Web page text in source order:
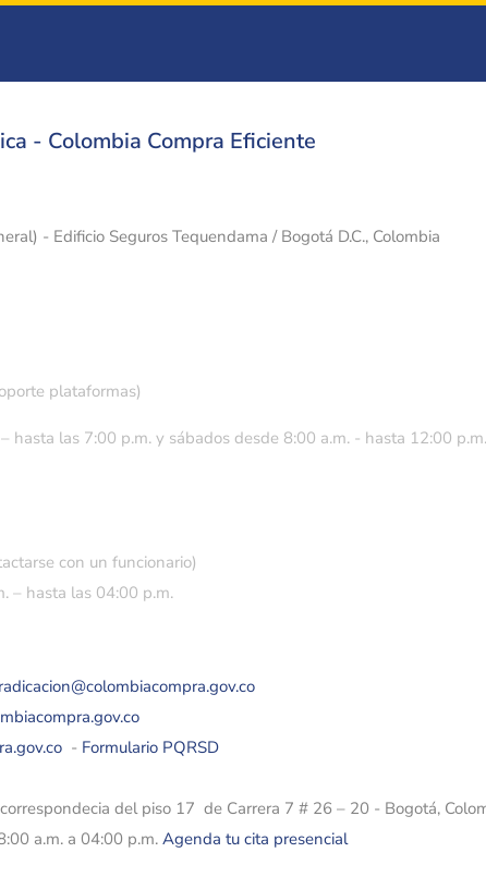
- Colombia Compra Eficiente
- Edificio Seguros Tequendama / Bogotá D.C., Colombia
plataformas)
hasta las 7:00 p.m. y sábados desde 8:00 a.m. - hasta 12:00 p.m.
con un funcionario)
– hasta las 04:00 p.m.
- Formulario PQRSD
del piso 17 de Carrera 7 # 26 – 20 - Bogotá,
a.m. a 04:00 p.m. Agenda tu cita presencial